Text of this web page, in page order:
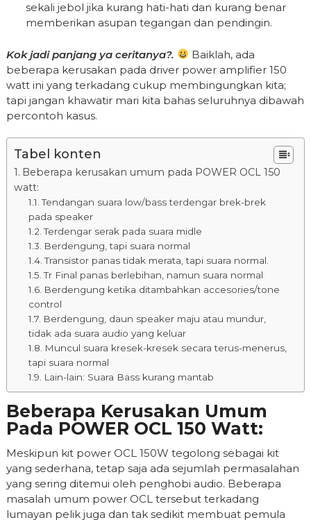
sekali jebol jika kurang hati-hati dan kurang benar
memberikan asupan tegangan dan pendingin.
Kok jadi panjang ya ceritanya?.
Baiklah, ada
beberapa kerusakan pada driver power amplifier 150
watt ini yang terkadang cukup membingungkan kita;
tapi jangan khawatir mari kita bahas seluruhnya dibawah
percontoh kasus.
Tabel konten
Beberapa kerusakan umum pada POWER OCL 150
watt:
Tendangan suara low/bass terdengar brek-brek
pada speaker
Terdengar serak pada suara midle
Berdengung, tapi suara normal
Transistor panas tidak merata, tapi suara normal.
Tr Final panas berlebihan, namun suara normal
Berdengung ketika ditambahkan accesories/tone
control
Berdengung, daun speaker maju atau mundur,
tidak ada suara audio yang keluar
Muncul suara kresek-kresek secara terus-menerus,
tapi suara normal
Lain-lain: Suara Bass kurang mantab
Beberapa Kerusakan Umum
Pada POWER OCL 150 Watt:
Meskipun kit power OCL 150W tegolong sebagai kit
yang sederhana, tetap saja ada sejumlah permasalahan
yang sering ditemui oleh penghobi audio. Beberapa
masalah umum power OCL tersebut terkadang
lumayan pelik juga dan tak sedikit membuat pemula